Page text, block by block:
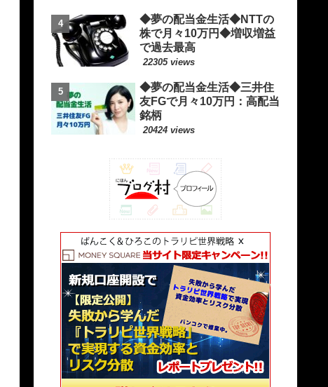
◆夢の配当金生活◆NTTの
株で月々10万円◆増収増益
で過去最高
22305 views
◆夢の配当金生活◆三井住
友FGで月々10万円：高配当
銘柄
20424 views